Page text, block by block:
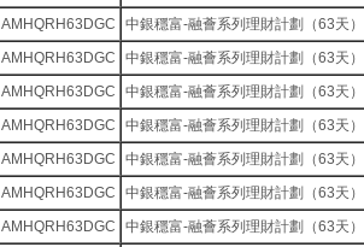
AMHQRH63DGC
中銀穩富-融薈系列理財計劃（63天）
AMHQRH63DGC
中銀穩富-融薈系列理財計劃（63天）
AMHQRH63DGC
中銀穩富-融薈系列理財計劃（63天）
AMHQRH63DGC
中銀穩富-融薈系列理財計劃（63天）
AMHQRH63DGC
中銀穩富-融薈系列理財計劃（63天）
AMHQRH63DGC
中銀穩富-融薈系列理財計劃（63天）
AMHQRH63DGC
中銀穩富-融薈系列理財計劃（63天）